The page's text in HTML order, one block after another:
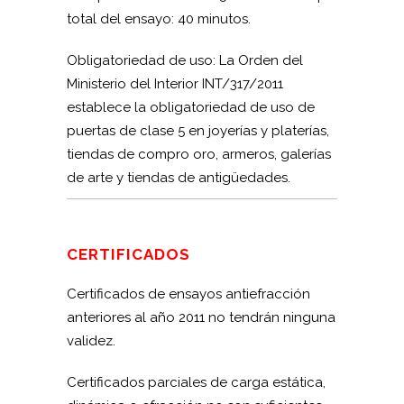
total del ensayo: 40 minutos.
Obligatoriedad de uso: La Orden del
Ministerio del Interior INT/317/2011
establece la obligatoriedad de uso de
puertas de clase 5 en joyerías y platerías,
tiendas de compro oro, armeros, galerías
de arte y tiendas de antigüedades.
CERTIFICADOS
Certificados de ensayos antiefracción
anteriores al año 2011 no tendrán ninguna
validez.
Certificados parciales de carga estática,